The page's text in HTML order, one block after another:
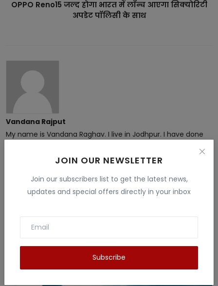
JOIN OUR NEWSLETTER
Join our subscribers list to get the latest news,
updates and special offers directly in your inbox
Subscribe
OPPO Reno15 जल्द होगा भारत में लॉन्च आएगा सिक्योरिटी
अपडेट पॉलिसी के साथ
Vandana Rajput
My name is Vandana Raghav. I live in Jodhpur. I have done
, education , finance , Gaming and many fields . I have more
than 5 years experience in this field.
Related Posts